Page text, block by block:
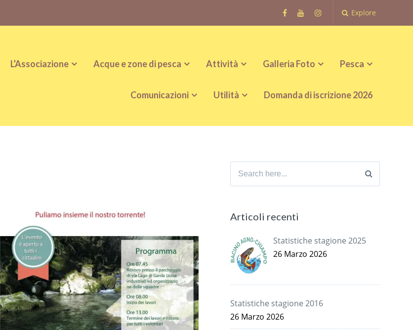
Explore
L’Associazione Acque e zone di pesca Attività Galleria Foto Pesca
Comunicazioni Utilità Domanda di iscrizione 2026
Search
Articoli recenti
Statistiche stagione 2025
26 Marzo 2026
Statistiche stagione 2016
26 Marzo 2026